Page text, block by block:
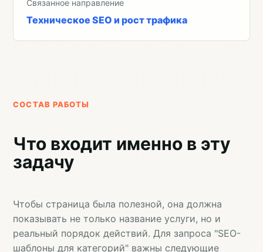
Связанное направление
Техническое SEO и рост трафика
СОСТАВ РАБОТЫ
Что входит именно в эту
задачу
Чтобы страница была полезной, она должна
показывать не только название услуги, но и
реальный порядок действий. Для запроса "SEO-
шаблоны для категорий" важны следующие